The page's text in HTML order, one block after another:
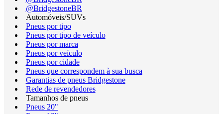
@BridgestoneBR
Automóveis/SUVs
Pneus por tipo
Pneus por tipo de veículo
Pneus por marca
Pneus por veículo
Pneus por cidade
Pneus que correspondem à sua busca
Garantias de pneus Bridgestone
Rede de revendedores
Tamanhos de pneus
Pneus 20"